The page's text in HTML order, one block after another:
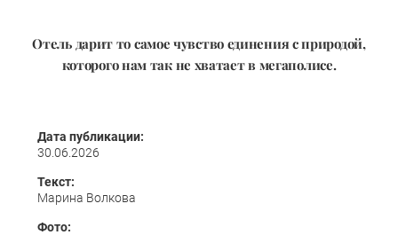
Отель дарит то самое чувство единения с природой,
которого нам так не хватает в мегаполисе.
Дата публикации:
30.06.2026
Текст:
Марина Волкова
Фото: